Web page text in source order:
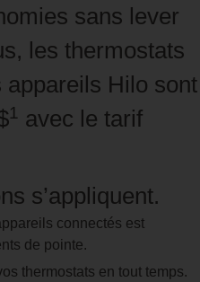
sans lever
les thermostats
appareils Hilo sont
1 avec le tarif
s’appliquent.
connectés est
de pointe.
thermostats en tout temps.